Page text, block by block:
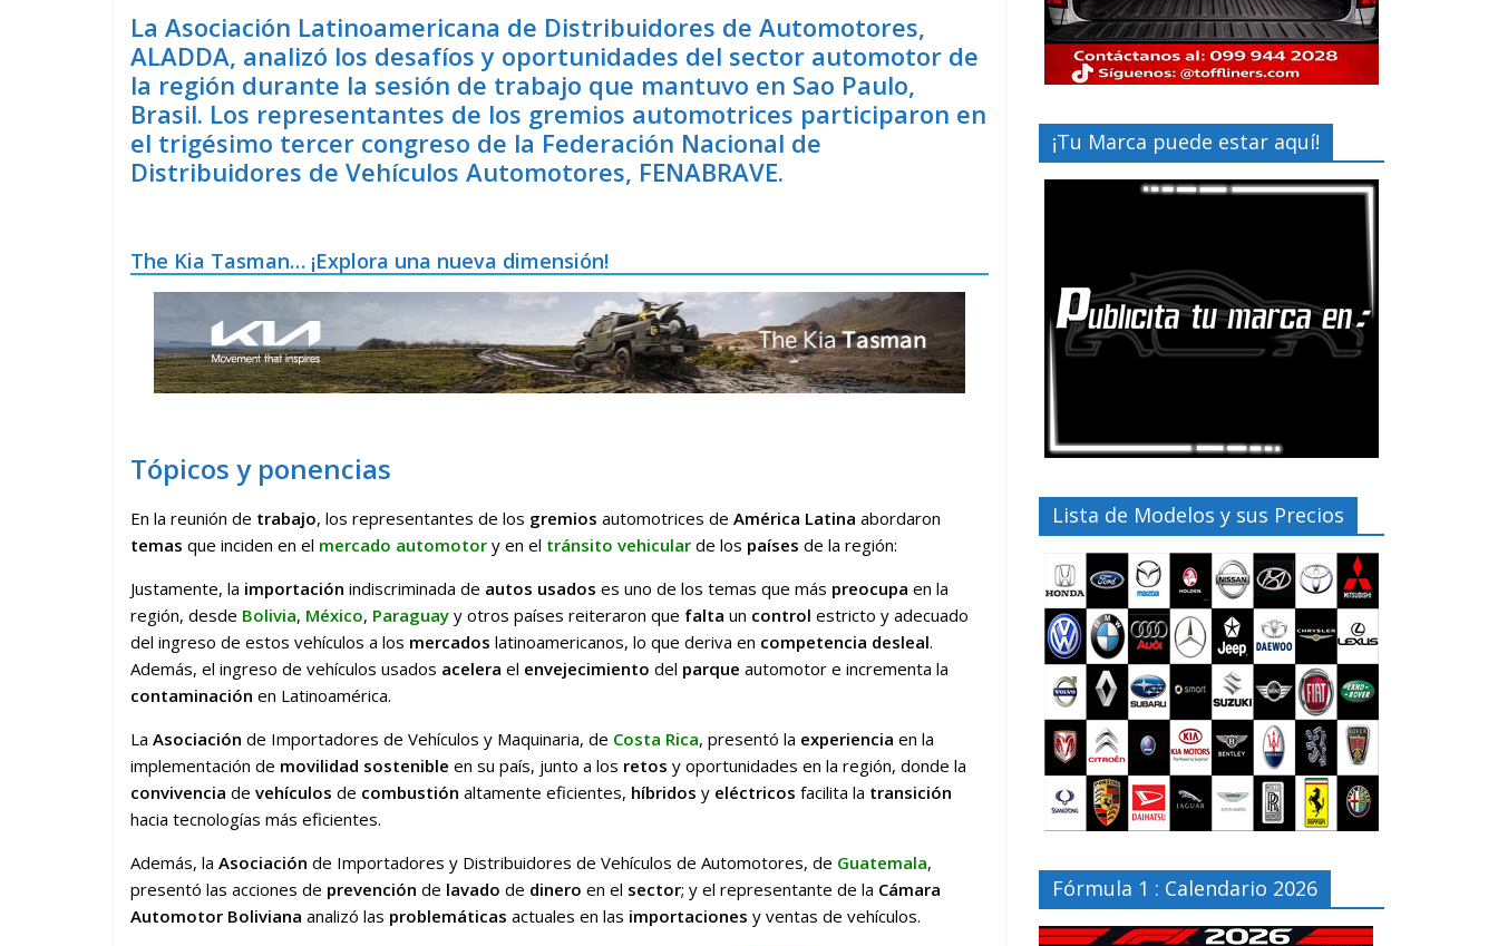
La Asociación Latinoamericana de Distribuidores de Automotores,
ALADDA, analizó los desafíos y oportunidades del sector automotor de
la región durante la sesión de trabajo que mantuvo en Sao Paulo,
Brasil. Los representantes de los gremios automotrices participaron en
el trigésimo tercer congreso de la Federación Nacional de
Distribuidores de Vehículos Automotores, FENABRAVE.
The Kia Tasman… ¡Explora una nueva dimensión!
Tópicos y ponencias
En la reunión de trabajo, los representantes de los gremios automotrices de América Latina abordaron
temas que inciden en el mercado automotor y en el tránsito vehicular de los países de la región:
Justamente, la importación indiscriminada de autos usados es uno de los temas que más preocupa en la
región, desde Bolivia, México, Paraguay y otros países reiteraron que falta un control estricto y adecuado
del ingreso de estos vehículos a los mercados latinoamericanos, lo que deriva en competencia desleal.
Además, el ingreso de vehículos usados acelera el envejecimiento del parque automotor e incrementa la
contaminación en Latinoamérica.
La Asociación de Importadores de Vehículos y Maquinaria, de Costa Rica, presentó la experiencia en la
implementación de movilidad sostenible en su país, junto a los retos y oportunidades en la región, donde la
convivencia de vehículos de combustión altamente eficientes, híbridos y eléctricos facilita la transición
hacia tecnologías más eficientes.
Además, la Asociación de Importadores y Distribuidores de Vehículos de Automotores, de Guatemala,
presentó las acciones de prevención de lavado de dinero en el sector; y el representante de la Cámara
Automotor Boliviana analizó las problemáticas actuales en las importaciones y ventas de vehículos.
¡Tu Marca puede estar aquí!
Lista de Modelos y sus Precios
Fórmula 1 : Calendario 2026